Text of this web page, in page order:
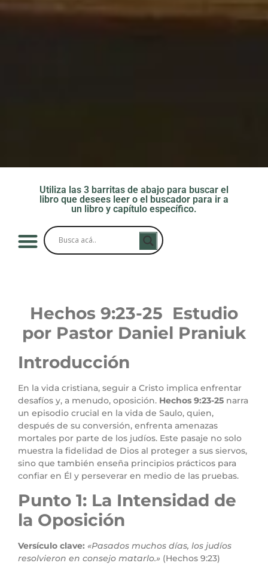
Utiliza las 3 barritas de abajo para buscar el
libro que desees leer o el buscador para ir a
un libro y capítulo específico.
Hechos 9:23-25 Estudio
por Pastor Daniel Praniuk
Introducción
En la vida cristiana, seguir a Cristo implica enfrentar
desafíos y, a menudo, oposición. Hechos 9:23-25 narra
un episodio crucial en la vida de Saulo, quien,
después de su conversión, enfrenta amenazas
mortales por parte de los judíos. Este pasaje no solo
muestra la fidelidad de Dios al proteger a sus siervos,
sino que también enseña principios prácticos para
confiar en Él y perseverar en medio de las pruebas.
Punto 1: La Intensidad de
la Oposición
Versículo clave: «Pasados muchos días, los judíos
resolvieron en consejo matarlo.» (Hechos 9:23)